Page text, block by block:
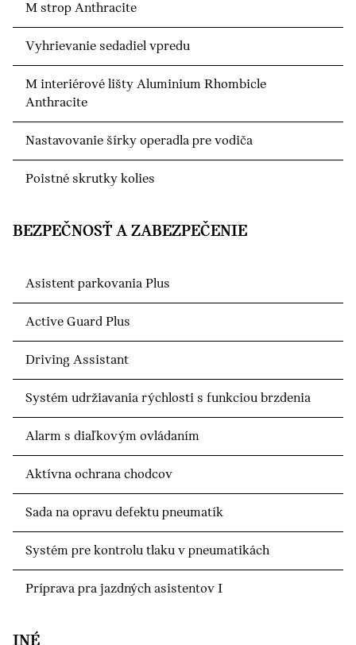
M strop Anthracite
Vyhrievanie sedadiel vpredu
M interiérové lišty Aluminium Rhombicle
Anthracite
Nastavovanie šírky operadla pre vodiča
Poistné skrutky kolies
BEZPEČNOSŤ A ZABEZPEČENIE
Asistent parkovania Plus
Active Guard Plus
Driving Assistant
Systém udržiavania rýchlosti s funkciou brzdenia
Alarm s diaľkovým ovládaním
Aktívna ochrana chodcov
Sada na opravu defektu pneumatík
Systém pre kontrolu tlaku v pneumatikách
Príprava pra jazdných asistentov I
INÉ